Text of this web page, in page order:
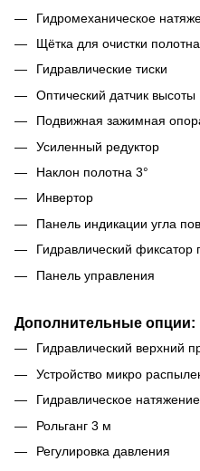
Гидромеханическое
Щётка для очистки полотна
Гидравлические тиски
Оптический датчик высоты
Подвижная зажимная
Усиленный редуктор
Наклон полотна 3°
Инвертор
Панель индикации угла
Гидравлический
Панель управления
Дополнительные опции:
Гидравлический верхний
Устройство микро
Гидравлическое
Рольганг 3 м
Регулировка давления